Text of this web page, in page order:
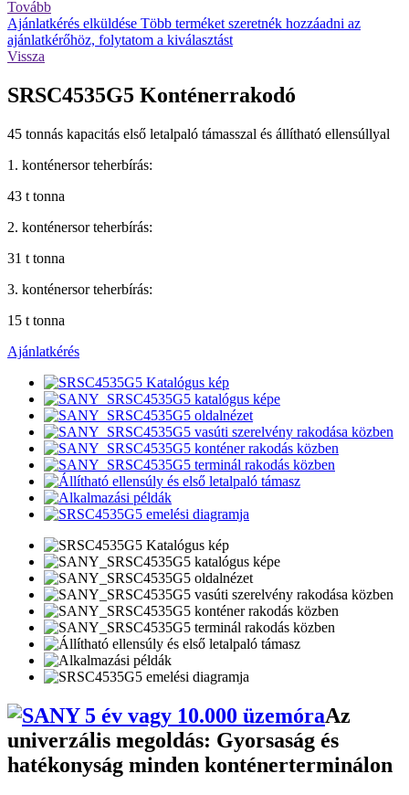
Tovább
Ajánlatkérés elküldése Több terméket szeretnék hozzáadni az
ajánlatkérőhöz, folytatom a kiválasztást
Vissza
SRSC4535G5 Konténerrakodó
45 tonnás kapacitás első letalpaló támasszal és állítható ellensúllyal
1. konténersor teherbírás:
43 t tonna
2. konténersor teherbírás:
31 t tonna
3. konténersor teherbírás:
15 t tonna
Ajánlatkérés
Az
univerzális megoldás: Gyorsaság és
hatékonyság minden konténerterminálon